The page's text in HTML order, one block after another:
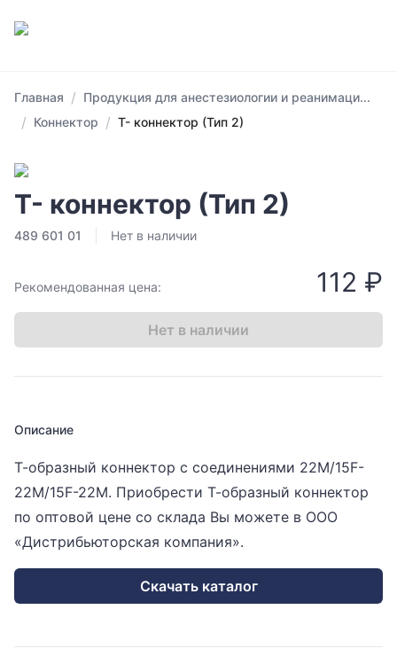
Главная / Продукция для анестезиологии и реанимаци...
/ Коннектор / Т- коннектор (Тип 2)
Т- коннектор (Тип 2)
489 601 01 Нет в наличии
Рекомендованная цена: 112 ₽
Нет в наличии
Описание
Т-образный коннектор с соединениями 22M/15F-
22M/15F-22M. Приобрести Т-образный коннектор
по оптовой цене со склада Вы можете в ООО
«Дистрибьюторская компания».
Скачать каталог